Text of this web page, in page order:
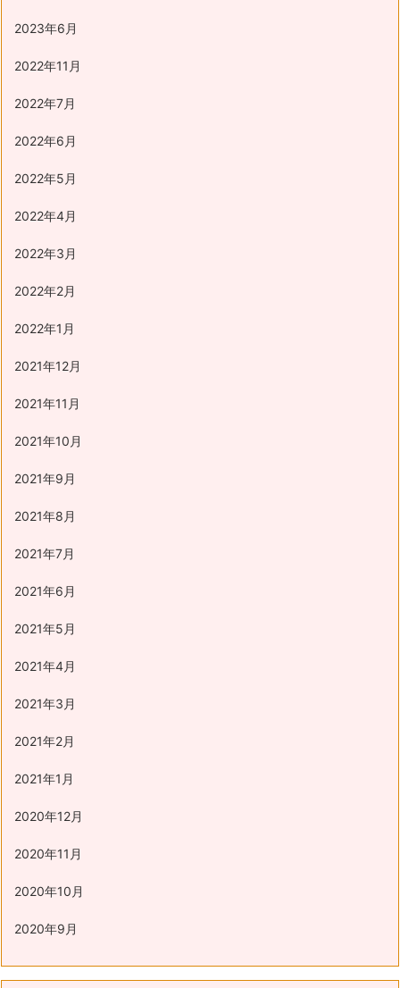
2023年6月
2022年11月
2022年7月
2022年6月
2022年5月
2022年4月
2022年3月
2022年2月
2022年1月
2021年12月
2021年11月
2021年10月
2021年9月
2021年8月
2021年7月
2021年6月
2021年5月
2021年4月
2021年3月
2021年2月
2021年1月
2020年12月
2020年11月
2020年10月
2020年9月